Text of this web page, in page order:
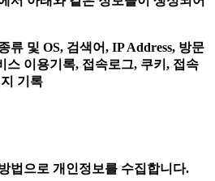
및 OS, 검색어, IP Address, 방문
스 이용기록, 접속로그, 쿠키, 접속
기록
법으로 개인정보를 수집합니다.